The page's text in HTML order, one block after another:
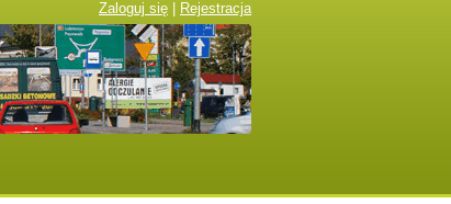
Zaloguj się Rejestracja